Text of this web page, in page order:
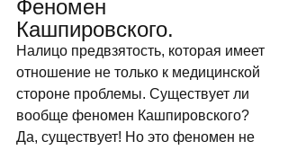
Феномен
Кашпировского.
Налицо предвзятость, которая имеет
отношение не только к медицинской
стороне проблемы. Существует ли
вообще феномен Кашпировского?
Да, существует! Но это феномен не